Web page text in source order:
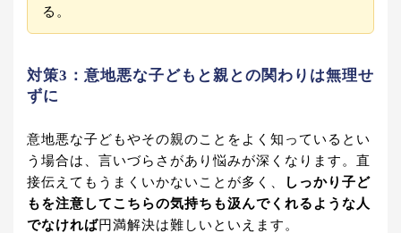
る。
対策3：意地悪な子どもと親との関わりは無理せ
ずに
意地悪な子どもやその親のことをよく知っているとい
う場合は、言いづらさがあり悩みが深くなります。直
接伝えてもうまくいかないことが多く、
しっかり子ど
もを注意してこちらの気持ちも汲んでくれるような人
でなければ円満解決は難しいといえます。